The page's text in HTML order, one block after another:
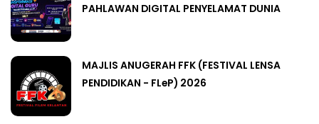
PAHLAWAN DIGITAL PENYELAMAT DUNIA
MAJLIS ANUGERAH FFK (FESTIVAL LENSA
PENDIDIKAN - FLeP) 2026